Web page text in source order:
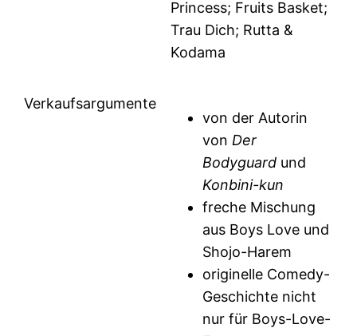
Princess; Fruits Basket;
Trau Dich; Rutta &
Kodama
Verkaufsargumente
von der Autorin
von Der
Bodyguard und
Konbini-kun
freche Mischung
aus Boys Love und
Shojo-Harem
originelle Comedy-
Geschichte nicht
nur für Boys-Love-